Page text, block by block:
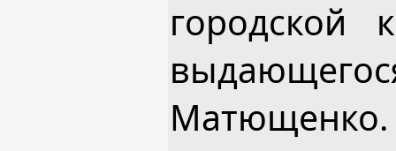
городской